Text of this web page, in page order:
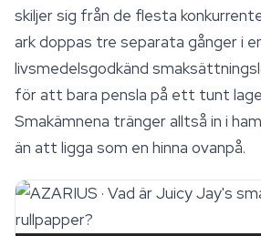
skiljer sig från de flesta
ark doppas tre separata gånger i
livsmedelsgodkänd
för att bara pensla på ett tunt
Smakämnena tränger alltså in i
än att ligga som en hinna ovanpå.